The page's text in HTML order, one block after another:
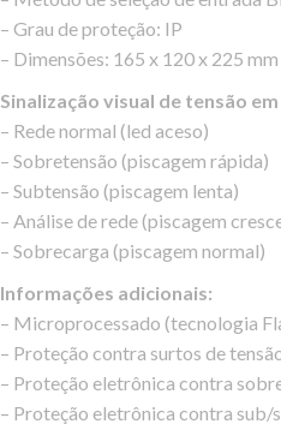
– Grau de proteção: IP
– Dimensões: 165 x 120 x 225 mm
Sinalização visual de tensão
– Rede normal (led aceso)
– Sobretensão (piscagem rápida)
– Subtensão (piscagem lenta)
– Análise de rede (piscagem
– Sobrecarga (piscagem normal)
Informações adicionais:
– Microprocessado (tecnologia
– Proteção contra surtos de
– Proteção eletrônica contra
– Proteção eletrônica contra sub/